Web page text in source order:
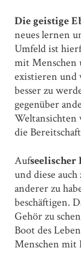
Die geistige
neues lernen
Umfeld ist
mit Menschen
existieren und
besser zu
gegenüber
Weltansichten
die
Aufseelischer
und diese
anderer zu
beschäftigen.
Gehör zu
Boot des
Menschen mit